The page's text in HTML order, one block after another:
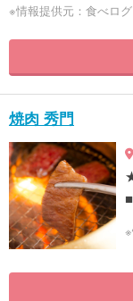
※情報提供元：食べログ
焼肉 秀門